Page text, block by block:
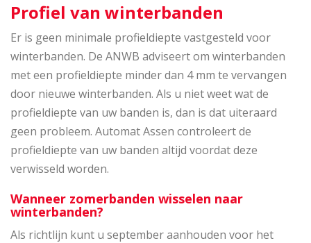
Profiel van winterbanden
Er is geen minimale profieldiepte vastgesteld voor
winterbanden. De ANWB adviseert om winterbanden
met een profieldiepte minder dan 4 mm te vervangen
door nieuwe winterbanden. Als u niet weet wat de
profieldiepte van uw banden is, dan is dat uiteraard
geen probleem. Automat Assen controleert de
profieldiepte van uw banden altijd voordat deze
verwisseld worden.
Wanneer zomerbanden wisselen naar
winterbanden?
Als richtlijn kunt u september aanhouden voor het